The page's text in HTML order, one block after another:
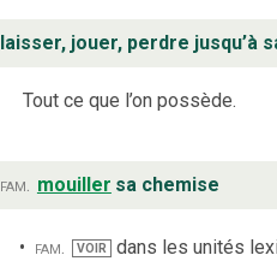
laisser, jouer, perdre jusqu’à
Tout ce que l’on possède.
fam. mouiller sa chemise
fam. VOIR dans les unités